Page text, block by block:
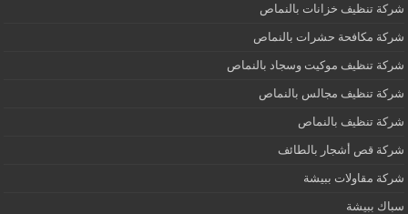
شركة تنظيف خزانات بالنماص
شركة مكافحة حشرات بالنماص
شركة تنظيف موكيت وسجاد بالنماص
شركة تنظيف مجالس بالنماص
شركة تنظيف بالنماص
شركة قص أشجار بالطائف
شركة مقاولات ببيشة
سباك ببيشة